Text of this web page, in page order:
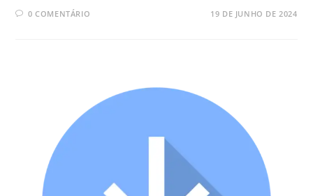
0 COMENTÁRIO 19 DE JUNHO DE 2024